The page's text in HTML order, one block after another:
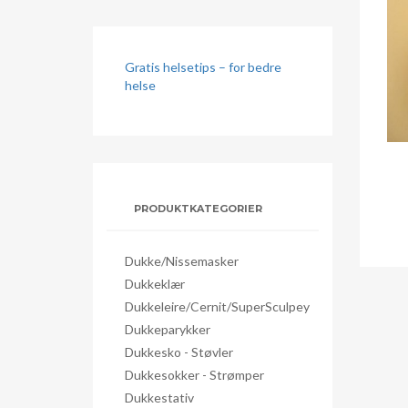
Gratis helsetips – for bedre
helse
PRODUKTKATEGORIER
Dukke/nissemasker
Dukkeklær
Dukkeleire/Cernit/SuperSculpey
Dukkeparykker
Dukkesko - Støvler
Dukkesokker - Strømper
Dukkestativ